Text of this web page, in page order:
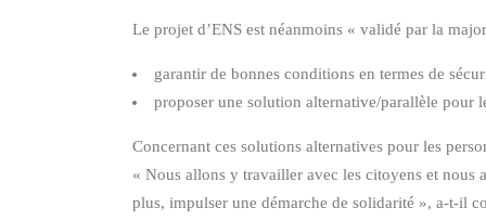
Le projet d’ENS est néanmoins « validé par la
garantir de bonnes conditions en termes de
proposer une solution alternative/parallèle pour
Concernant ces solutions alternatives pour les
« Nous allons y travailler avec les citoyens et nous
plus, impulser une démarche de solidarité », a-t-il